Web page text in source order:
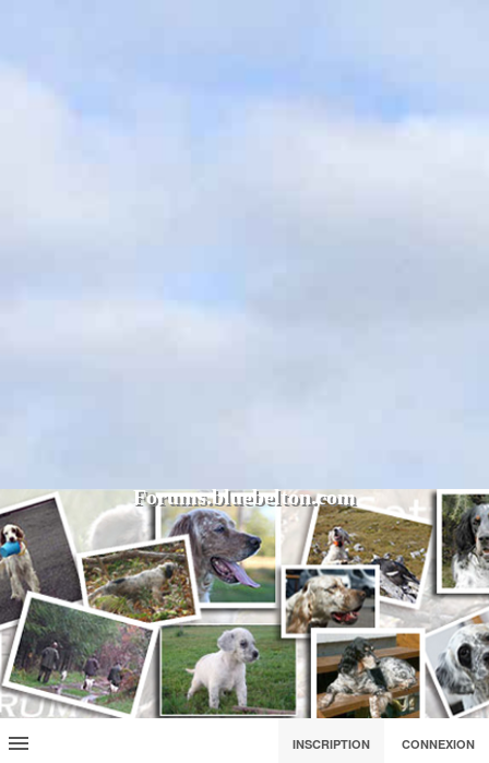
Forums.bluebelton.com
INSCRIPTION CONNEXION